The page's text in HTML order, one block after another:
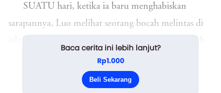
SUATU hari, ketika ia baru menghabiskan
sarapannya, Luo melihat seorang bocah melintas di
setahun lalu, ia tak pernah punya teman main lagi.
"Hei, kamu mau ke mana? Ayo sini, kit...
Baca cerita ini lebih lanjut?
Rp1.000
Beli Sekarang